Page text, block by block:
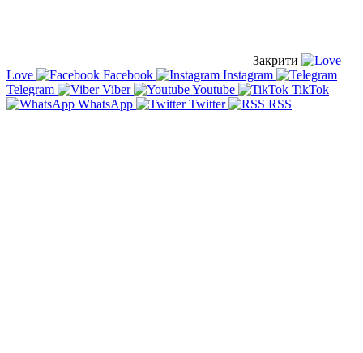
Закрити
Love
Facebook
Instagram
Telegram
Viber Youtube
TikTok
WhatsApp
Twitter RSS